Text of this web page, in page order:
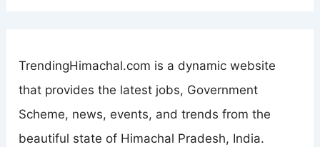
TrendingHimachal.com is a dynamic website
that provides the latest jobs, Government
Scheme, news, events, and trends from the
beautiful state of Himachal Pradesh, India.